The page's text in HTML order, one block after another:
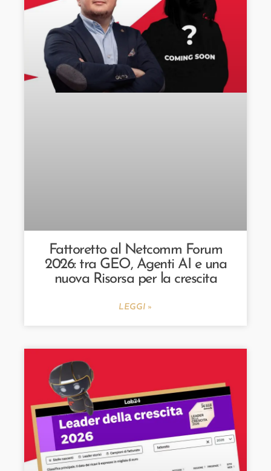
Fattoretto al Netcomm Forum
2026: tra GEO, Agenti AI e una
nuova Risorsa per la crescita
LEGGI »